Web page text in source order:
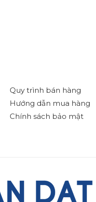
Quy trình bán hàng
Hướng dẫn mua hàng
Chính sách bảo mật